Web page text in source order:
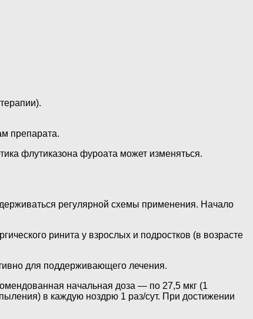
препарата.
флутиказона фуроата может изменяться.
регулярной схемы применения. Начало
ринита у взрослых и подростков (в возрасте
для поддерживающего лечения.
начальная доза — по 27,5 мкг (1
в каждую ноздрю 1 раз/сут. При достижении